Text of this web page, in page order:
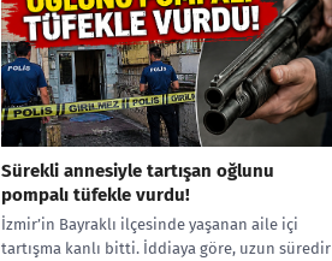
Sürekli annesiyle tartışan oğlunu
pompalı tüfekle vurdu!
İzmir’in Bayraklı ilçesinde yaşanan aile içi
tartışma kanlı bitti. İddiaya göre, uzun süredir